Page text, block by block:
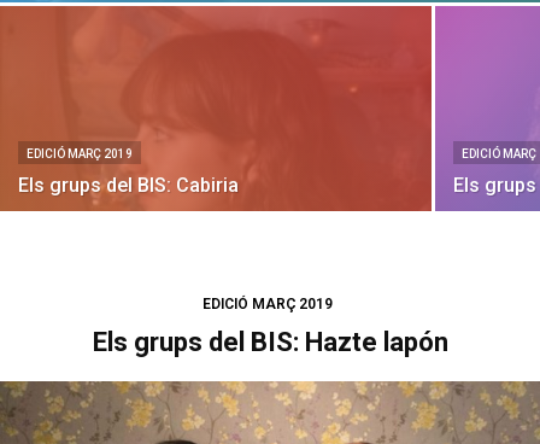
EDICIÓ MARÇ 2019
Els grups del BIS: Cabiria
EDICIÓ
Els
EDICIÓ MARÇ 2019
Els grups del BIS: Hazte lapón